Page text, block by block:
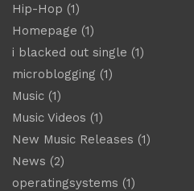
Hip-Hop (1)
Homepage (1)
i blacked out single (1)
microblogging (1)
Music (1)
Music Videos (1)
New Music Releases (1)
News (2)
operatingsystems (1)